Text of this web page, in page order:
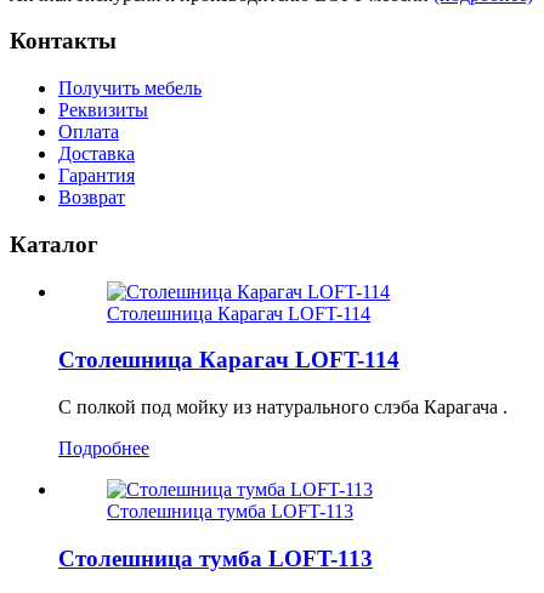
Контакты
Получить мебель
Реквизиты
Оплата
Доставка
Гарантия
Возврат
Каталог
Столешница Карагач LOFT-114
Столешница Карагач LOFT-114
С полкой под мойку из натурального слэба Карагача .
Подробнее
Столешница тумба LOFT-113
Столешница тумба LOFT-113